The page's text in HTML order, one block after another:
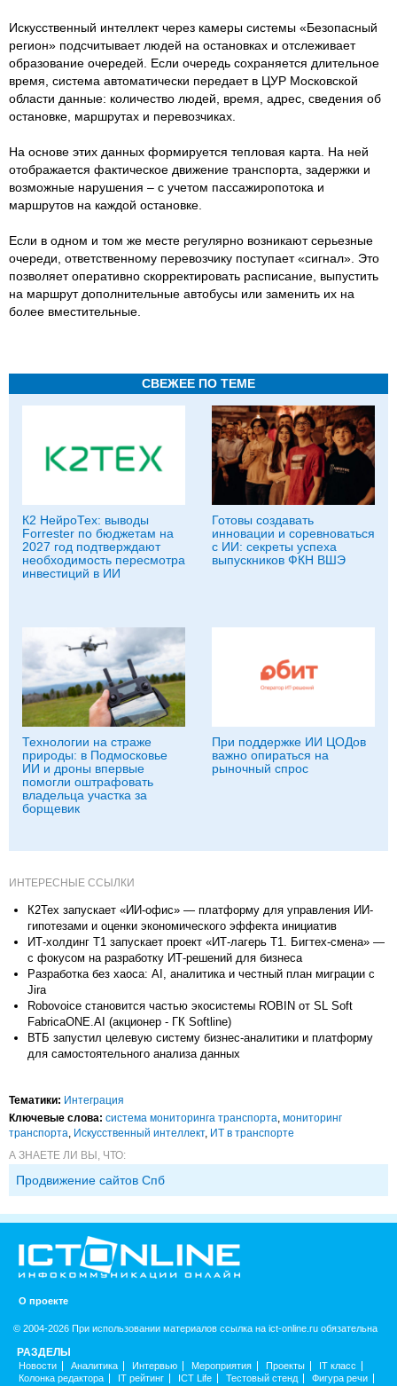
Искусственный интеллект через камеры системы «Безопасный
регион» подсчитывает людей на остановках и отслеживает
образование очередей. Если очередь сохраняется длительное
время, система автоматически передает в ЦУР Московской
области данные: количество людей, время, адрес, сведения об
остановке, маршрутах и перевозчиках.
На основе этих данных формируется тепловая карта. На ней
отображается фактическое движение транспорта, задержки и
возможные нарушения – с учетом пассажиропотока и
маршрутов на каждой остановке.
Если в одном и том же месте регулярно возникают серьезные
очереди, ответственному перевозчику поступает «сигнал». Это
позволяет оперативно скорректировать расписание, выпустить
на маршрут дополнительные автобусы или заменить их на
более вместительные.
СВЕЖЕЕ ПО ТЕМЕ
К2 НейроТех: выводы
Forrester по бюджетам на
2027 год подтверждают
необходимость пересмотра
инвестиций в ИИ
Готовы создавать
инновации и соревноваться
с ИИ: секреты успеха
выпускников ФКН ВШЭ
Технологии на страже
природы: в Подмосковье
ИИ и дроны впервые
помогли оштрафовать
владельца участка за
борщевик
При поддержке ИИ ЦОДов
важно опираться на
рыночный спрос
ИНТЕРЕСНЫЕ ССЫЛКИ
К2Тех запускает «ИИ-офис» — платформу для управления ИИ-
гипотезами и оценки экономического эффекта инициатив
ИТ-холдинг Т1 запускает проект «ИТ-лагерь Т1. Бигтех-смена» —
с фокусом на разработку ИТ-решений для бизнеса
Разработка без хаоса: AI, аналитика и честный план миграции с
Jira
Robovoice становится частью экосистемы ROBIN от SL Soft
FabricaONE.AI (акционер - ГК Softline)
ВТБ запустил целевую систему бизнес-аналитики и платформу
для самостоятельного анализа данных
Тематики: Интеграция
Ключевые слова: система мониторинга транспорта мониторинг
транспорта Искусственный интеллект, ИТ в транспорте
А ЗНАЕТЕ ЛИ ВЫ, ЧТО:
Продвижение сайтов Спб
О проекте
© 2004-2026 При использовании материалов ссылка на ict-online.ru обязательна
РАЗДЕЛЫ
Новости Аналитика Интервью Мероприятия Проекты
IT класс
Колонка редактора
IT рейтинг ICT Life Тестовый стенд
Фигура речи